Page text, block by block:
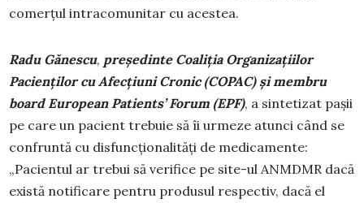
comerțul intracomunitar cu acestea.
Radu Gănescu, președinte Coaliția Organizațiilor
Pacienților cu Afecțiuni Cronic (COPAC) și membru
board European Patients’ Forum (EPF), a sintetizat pașii
pe care un pacient trebuie să îi urmeze atunci când se
confruntă cu disfuncționalități de medicamente:
„Pacientul ar trebui să verifice pe site-ul ANMDMR dacă
există notificare pentru produsul respectiv, dacă el